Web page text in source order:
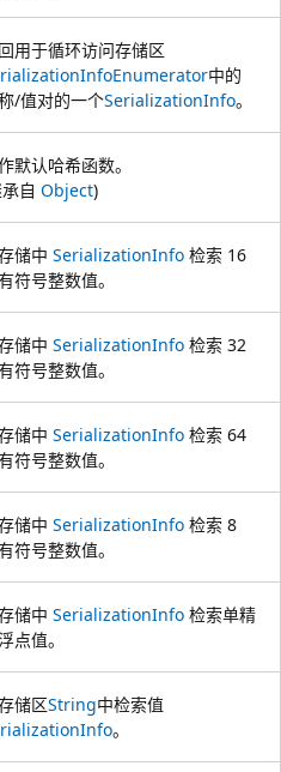
用于循环访问存储区
中的
/值对的一个SerializationInfo。
默认哈希函数。
自 Object)
储中 SerializationInfo 检索 16
符号整数值。
储中 SerializationInfo 检索 32
符号整数值。
储中 SerializationInfo 检索 64
符号整数值。
储中 SerializationInfo 检索 8
符号整数值。
储中 SerializationInfo 检索单精
点值。
储区String中检索值
。